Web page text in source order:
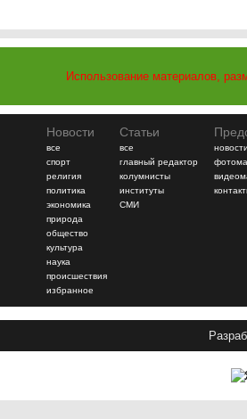
Использование материалов,
Новости
все
спорт
религия
политика
экономика
природа
общество
культура
наука
происшествия
избранное
Статьи
все
главный редактор
колумнисты
институты
СМИ
новости